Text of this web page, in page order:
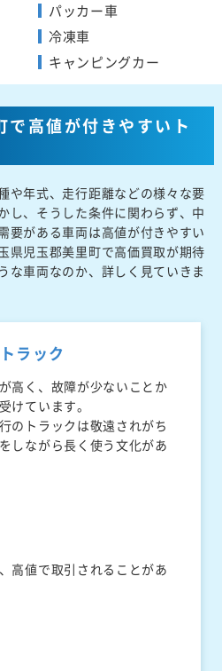
パッカー車
冷凍車
キャンピングカー
で高値が付きやすいト
や年式、走行距離などの様々な要
し、そうした条件に関わらず、中
要がある車両は高値が付きやすい
県児玉郡美里町で高価買取が期待
な車両なのか、詳しく見ていきま
ラック
高く、故障が少ないことか
けています。
のトラックは敬遠されがち
しながら長く使う文化があ
高値で取引されることがあ